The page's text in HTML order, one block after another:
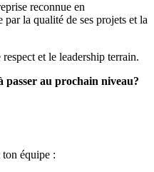
reconnue en
par la qualité de ses projets et la
et le leadership terrain.
passer au prochain niveau?
ton équipe :